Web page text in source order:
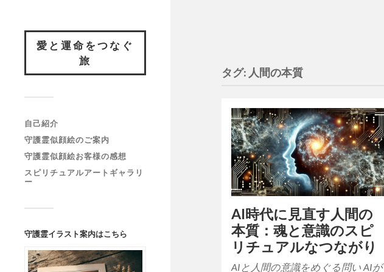
愛と運命をつなぐ
旅
自己紹介
守護霊似顔絵のご案内
守護霊似顔絵お客様の感想
スピリチュアルアートギャラリ
ー
守護霊イラスト案内はこちら
タグ: 人間の本質
AI時代に見直す人間の
本質：魂と意識のスピ
リチュアルなつながり
AIと人間の意識をめぐる問い AIが